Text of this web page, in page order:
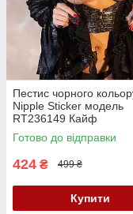
Пестис чорного
Nipple Sticker модель
RT236149 Кайф
Готово до відправки
424 ₴ 499 ₴
Купити